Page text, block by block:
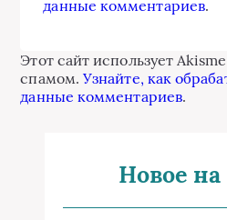
данные комментариев.
Этот сайт использует
спамом.Узнайте, как
данные комментариев.
Новое на